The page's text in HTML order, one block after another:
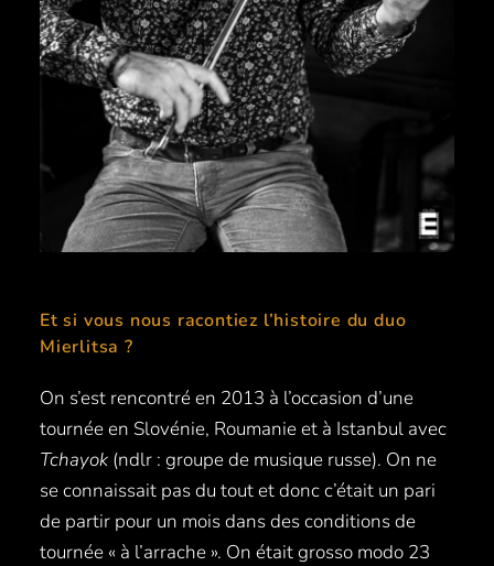
Et si vous nous racontiez l’histoire du duo
Mierlitsa ?
On s’est rencontré en 2013 à l’occasion d’une
tournée en Slovénie, Roumanie et à Istanbul avec
Tchayok (ndlr : groupe de musique russe). On ne
se connaissait pas du tout et donc c’était un pari
de partir pour un mois dans des conditions de
tournée « à l’arrache ». On était grosso modo 23